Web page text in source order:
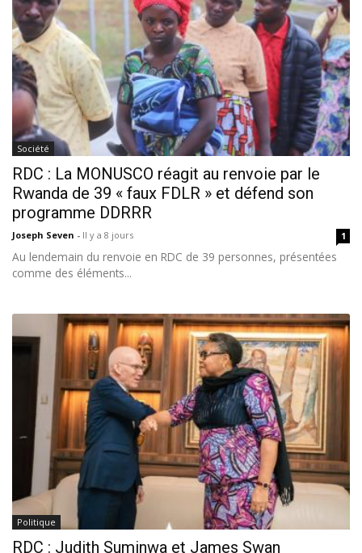
Société
RDC : La MONUSCO réagit au renvoie par le
Rwanda de 39 « faux FDLR » et défend son
programme DDRRR
Joseph Seven - Il y a 8 jours 1
Au lendemain du renvoie en RDC de 39 personnes, présentées
comme des éléments...
Politique
RDC : Judith Suminwa et James Swan